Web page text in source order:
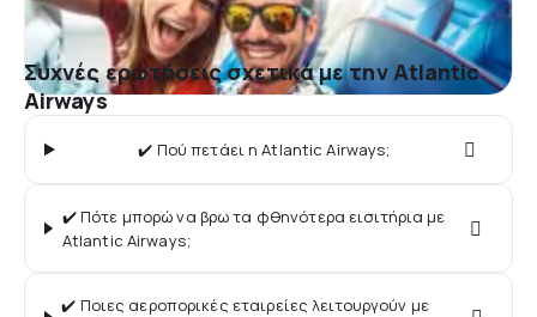
Συχνές ερωτήσεις σχετικά με την Atlantic
Airways
✔️ Πού πετάει η Atlantic Airways;
✔️ Πότε μπορώ να βρω τα φθηνότερα εισιτήρια με
Atlantic Airways;
✔️ Ποιες αεροπορικές εταιρείες λειτουργούν με